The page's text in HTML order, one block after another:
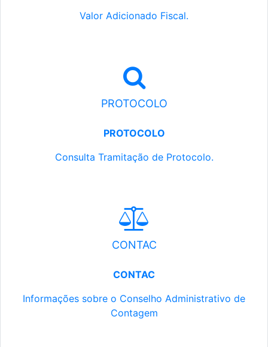
Valor Adicionado Fiscal.
PROTOCOLO
PROTOCOLO
Consulta Tramitação de Protocolo.
CONTAC
CONTAC
Informações sobre o Conselho Administrativo de
Contagem